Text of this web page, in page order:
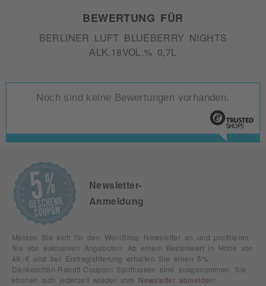
BEWERTUNG FÜR
BERLINER LUFT BLUEBERRY NIGHTS
ALK.18VOL.% 0,7L
Noch sind keine Bewertungen vorhanden.
Newsletter-
Anmeldung
Melden Sie sich für den WeinShop Newsletter an und profitieren
Sie von exklusiven Angeboten. Ab einem Bestellwert in Höhe von
49,-€ und bei Erstregistrierung erhalten Sie einen 5%
Dankeschön-Rabatt-Coupon! Spirituosen sind ausgenommen. Sie
können sich jederzeit wieder vom Newsletter abmelden !